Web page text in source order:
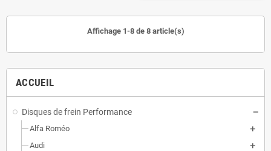
ACCUEIL
Disques de frein Performance
Alfa Roméo
Audi
Affichage 1-8 de 8 article(s)